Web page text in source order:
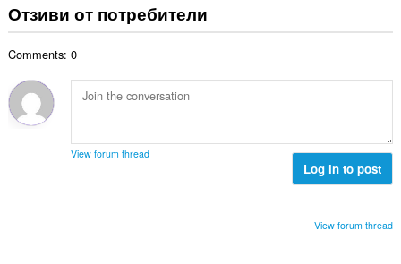
Отзиви от потребители
Comments: 0
View forum thread
Log in to post
View forum thread